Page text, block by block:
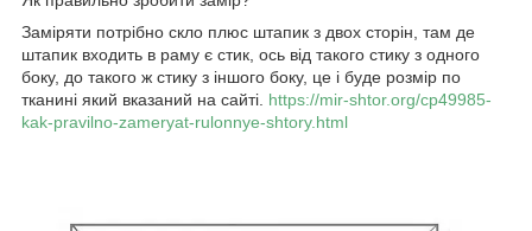
Заміряти потрібно скло плюс штапик з двох сторін, там де
штапик входить в раму є стик, ось від такого стику з одного
боку, до такого ж стику з іншого боку, це і буде розмір по
тканині який вказаний на сайті. https://mir-shtor.org/cp49985-
kak-pravilno-zameryat-rulonnye-shtory.html